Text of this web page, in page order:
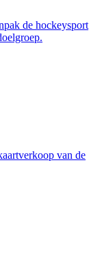
de hockeysport
van de